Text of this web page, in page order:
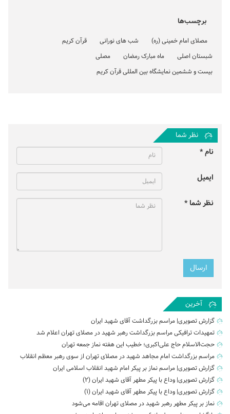
برچسب‌ها
مصلای امام خمینی (ره) شب های نورانی
قرآن کریم
شبستان اصلی
ماه مبارک رمضان
مصلی
بیست و ششمین نمایشگاه بین المللی قرآن کریم
نظر شما
نام *
ایمیل
نظر شما *
آخرین
گزارش تصویری| مراسم بزرگداشت آقای شهید ایران
تمهیدات ترافیکی مراسم بزرگداشت رهبر شهید در مصلای تهران اعلام شد
حجت‌الاسلام حاج علی‌اکبری؛ خطیب این هفته نماز جمعه تهران
مراسم بزرگداشت امام مجاهد شهید در مصلای تهران از سوی رهبر معظم انقلاب
گزارش تصویری| مراسم نماز بر پیکر امام شهید انقلاب اسلامی ایران
گزارش تصویری| وداع با پیکر مطهر آقای شهید ایران (2)
گزارش تصویری| وداع با پیکر مطهر آقای شهید ایران (1)
نماز بر پیکر مطهر رهبر شهید در مصلای تهران اقامه می‌شود